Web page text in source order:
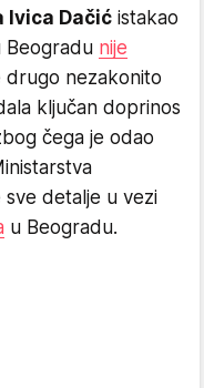
Ivica Dačić istakao
Beogradu nije
drugo nezakonito
ključan doprinos
čega je odao
sve detalje u vezi
u Beogradu.